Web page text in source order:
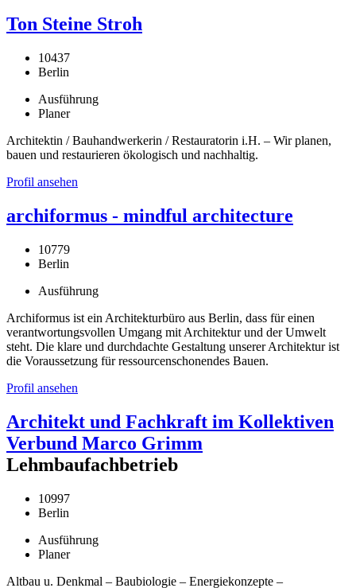
Ton Steine Stroh
10437
Berlin
Ausführung
Planer
Architektin / Bauhandwerkerin / Restauratorin i.H. – Wir planen,
bauen und restaurieren ökologisch und nachhaltig.
Profil ansehen
archiformus - mindful architecture
10779
Berlin
Ausführung
Archiformus ist ein Architekturbüro aus Berlin, dass für einen
verantwortungsvollen Umgang mit Architektur und der Umwelt
steht. Die klare und durchdachte Gestaltung unserer Architektur ist
die Voraussetzung für ressourcenschonendes Bauen.
Profil ansehen
Architekt und Fachkraft im Kollektiven
Verbund Marco Grimm
Lehmbaufachbetrieb
10997
Berlin
Ausführung
Planer
Altbau u. Denkmal – Baubiologie – Energiekonzepte –